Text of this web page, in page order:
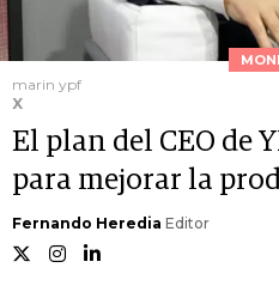
marin ypf
X
El plan del CEO de
para mejorar la
Fernando Heredia Editor